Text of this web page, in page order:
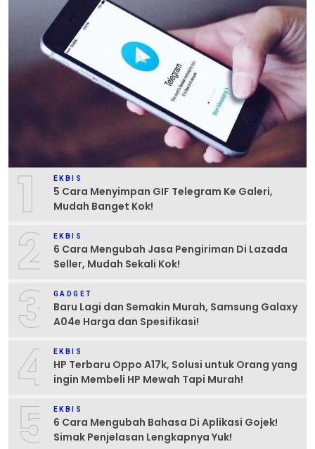
1 EKBIS
5 Cara Menyimpan GIF Telegram Ke Galeri,
Mudah Banget Kok!
2 EKBIS
6 Cara Mengubah Jasa Pengiriman Di Lazada
Seller, Mudah Sekali Kok!
3 GADGET
Baru Lagi dan Semakin Murah, Samsung Galaxy
A04e Harga dan Spesifikasi!
4 EKBIS
HP Terbaru Oppo A17k, Solusi untuk Orang yang
ingin Membeli HP Mewah Tapi Murah!
5 EKBIS
6 Cara Mengubah Bahasa Di Aplikasi Gojek!
Simak Penjelasan Lengkapnya Yuk!